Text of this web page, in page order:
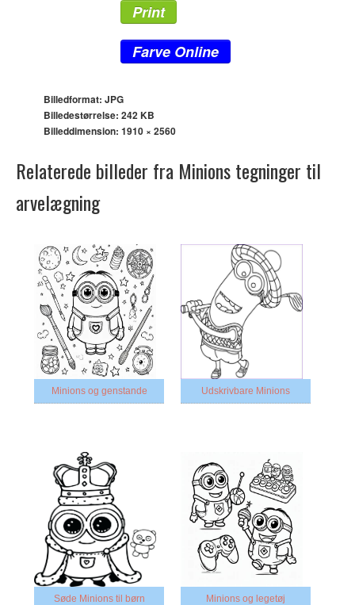
Print
Farve Online
Billedformat: JPG
Billedestørrelse: 242 KB
Billeddimension: 1910 × 2560
Relaterede billeder fra Minions tegninger til
arvelægning
Minions og genstande Udskrivbare Minions
Søde Minions til børn Minions og legetøj